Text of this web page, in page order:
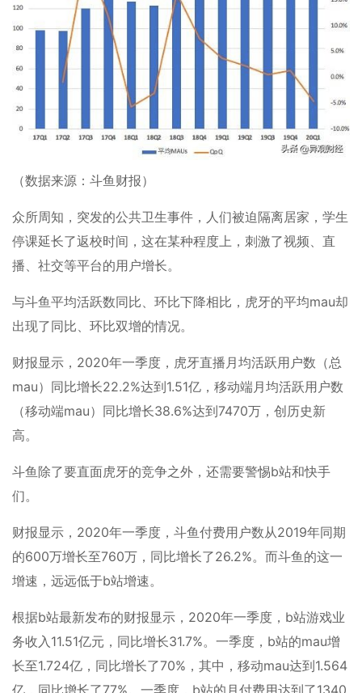
（数据来源：斗鱼财报）
众所周知，突发的公共卫生事件，人们被迫隔离居家，学生
停课延长了返校时间，这在某种程度上，刺激了视频、直
播、社交等平台的用户增长。
与斗鱼平均活跃数同比、环比下降相比，虎牙的平均mau却
出现了同比、环比双增的情况。
财报显示，2020年一季度，虎牙直播月均活跃用户数（总
mau）同比增长22.2%达到1.51亿，移动端月均活跃用户数
（移动端mau）同比增长38.6%达到7470万，创历史新
高。
斗鱼除了要直面虎牙的竞争之外，还需要警惕b站和快手
们。
财报显示，2020年一季度，斗鱼付费用户数从2019年同期
的600万增长至760万，同比增长了26.2%。而斗鱼的这一
增速，远远低于b站增速。
根据b站最新发布的财报显示，2020年一季度，b站游戏业
务收入11.51亿元，同比增长31.7%。一季度，b站的mau增
长至1.724亿，同比增长了70%，其中，移动mau达到1.564